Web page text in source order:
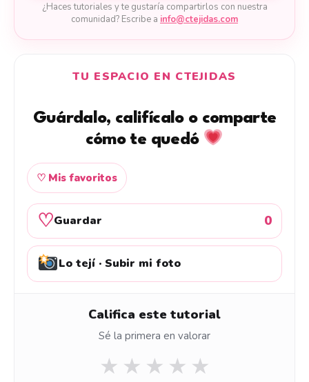
¿Haces tutoriales y te gustaría compartirlos con nuestra
comunidad? Escribe a info@ctejidas.com
TU ESPACIO EN CTEJIDAS
Guárdalo, califícalo o comparte
cómo te quedó
♡ Mis favoritos
♡Guardar 0
Lo tejí · Subir mi foto
Califica este tutorial
Sé la primera en valorar
★ ★ ★ ★ ★